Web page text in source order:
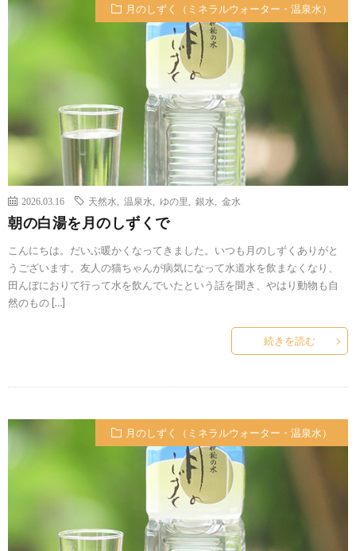
月のしずく（ミネラルウォーター・温泉水）
2026.03.16 天然水 温泉水 ゆの里 銀水 金水
朝の白湯を月のしずくで
こんにちは。だいぶ暖かくなってきました。いつも月のしずくありがと
うございます。友人の猫ちゃんが病気になって水道水を飲まなくなり、
田んぼにおりて行って水を飲んでいたという話を聞き、やはり動物も自
然のもの […]
続きを読む
月のしずく（ミネラルウォーター・温泉水）